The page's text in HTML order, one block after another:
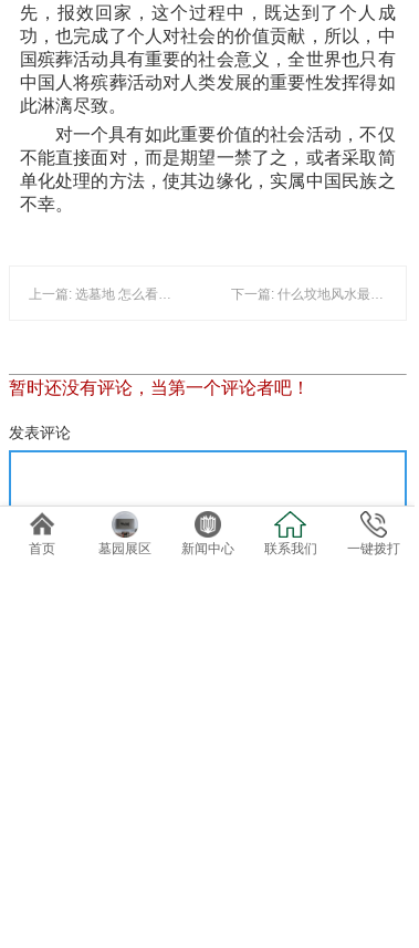
先，报效回家，这个过程中，既达到了个人成
功，也完成了个人对社会的价值贡献，所以，中
国殡葬活动具有重要的社会意义，全世界也只有
中国人将殡葬活动对人类发展的重要性发挥得如
此淋漓尽致。
对一个具有如此重要价值的社会活动，不仅
不能直接面对，而是期望一禁了之，或者采取简
单化处理的方法，使其边缘化，实属中国民族之
不幸。
上一篇: 选墓地 怎么看出好风水 下一篇: 什么坟地风水最好，详解！
暂时还没有评论，当第一个评论者吧！
发表评论
首页 墓园展区 新闻中心 联系我们 一键拨打